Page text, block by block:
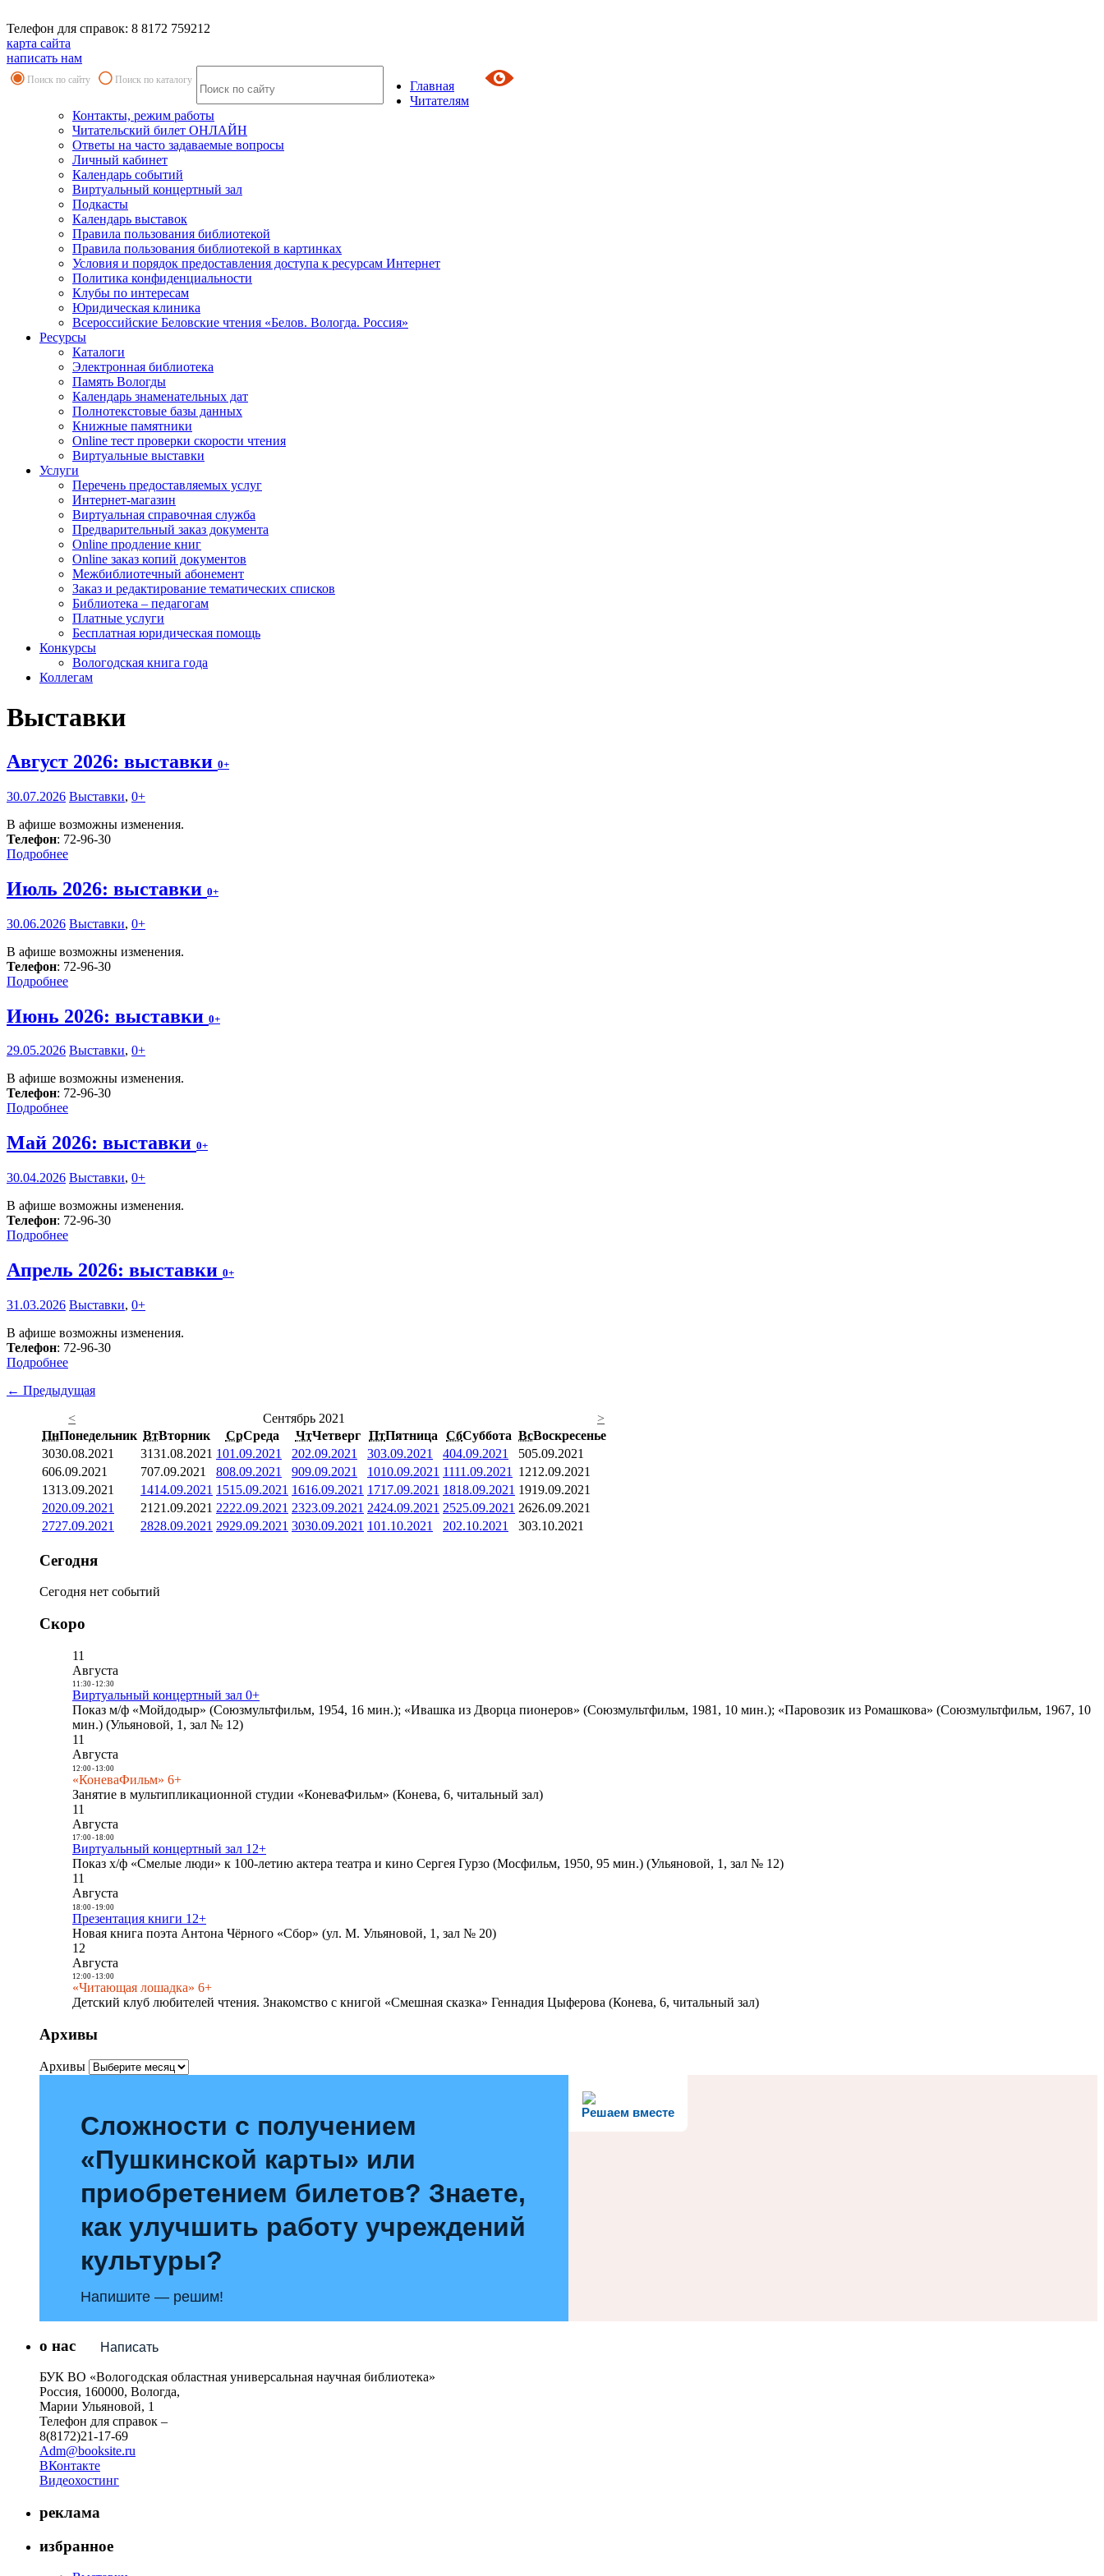
Телефон для справок: 8 8172 759212
карта сайта
написать нам
Поиск по сайту Поиск по каталогу
Главная
Читателям
Контакты, режим работы
Читательский билет ОНЛАЙН
Ответы на часто задаваемые вопросы
Личный кабинет
Календарь событий
Виртуальный концертный зал
Подкасты
Календарь выставок
Правила пользования библиотекой
Правила пользования библиотекой в картинках
Условия и порядок предоставления доступа к ресурсам Интернет
Политика конфиденциальности
Клубы по интересам
Юридическая клиника
Всероссийские Беловские чтения «Белов. Вологда. Россия»
Ресурсы
Каталоги
Электронная библиотека
Память Вологды
Календарь знаменательных дат
Полнотекстовые базы данных
Книжные памятники
Online тест проверки скорости чтения
Виртуальные выставки
Услуги
Перечень предоставляемых услуг
Интернет-магазин
Виртуальная справочная служба
Предварительный заказ документа
Online продление книг
Online заказ копий документов
Межбиблиотечный абонемент
Заказ и редактирование тематических списков
Библиотека – педагогам
Платные услуги
Бесплатная юридическая помощь
Конкурсы
Вологодская книга года
Коллегам
Выставки
Август 2026: выставки 0+
30.07.2026 Выставки, 0+
В афише возможны изменения.
Телефон: 72-96-30
Подробнее
Июль 2026: выставки 0+
30.06.2026 Выставки, 0+
В афише возможны изменения.
Телефон: 72-96-30
Подробнее
Июнь 2026: выставки 0+
29.05.2026 Выставки, 0+
В афише возможны изменения.
Телефон: 72-96-30
Подробнее
Май 2026: выставки 0+
30.04.2026 Выставки, 0+
В афише возможны изменения.
Телефон: 72-96-30
Подробнее
Апрель 2026: выставки 0+
31.03.2026 Выставки, 0+
В афише возможны изменения.
Телефон: 72-96-30
Подробнее
← Предыдущая
<
Сентябрь 2021
>
ПнПонедельник ВтВторник СрСреда ЧтЧетверг ПтПятница СбСуббота ВсВоскресенье
3030.08.2021 3131.08.2021 101.09.2021 202.09.2021 303.09.2021 404.09.2021 505.09.2021
606.09.2021 707.09.2021 808.09.2021 909.09.2021 1010.09.2021 1111.09.2021 1212.09.2021
1313.09.2021 1414.09.2021 1515.09.2021 1616.09.2021 1717.09.2021 1818.09.2021 1919.09.2021
2020.09.2021 21 21.09.2021 2222.09.2021 2323.09.2021 2424.09.2021 2525.09.2021 2626.09.2021
2727.09.2021 2828.09.2021 2929.09.2021 3030.09.2021 101.10.2021 202.10.2021 303.10.2021
Сегодня
Сегодня нет событий
Скоро
11
Августа
11:30- 12:30
Виртуальный концертный зал 0+
Показ м/ф «Мойдодыр» (Союзмультфильм, 1954, 16 мин.); «Ивашка из Дворца пионеров» (Союзмультфильм, 1981, 10 мин.); «Паровозик из Ромашкова» (Союзмультфильм, 1967, 10
мин.) (Ульяновой, 1, зал № 12)
11
Августа
12:00- 13:00
«КоневаФильм» 6+
Занятие в мультипликационной студии «КоневаФильм» (Конева, 6, читальный зал)
11
Августа
17:00- 18:00
Виртуальный концертный зал 12+
Показ х/ф «Смелые люди» к 100-летию актера театра и кино Сергея Гурзо (Мосфильм, 1950, 95 мин.) (Ульяновой, 1, зал № 12)
11
Августа
18:00- 19:00
Презентация книги 12+
Новая книга поэта Антона Чёрного «Сбор» (ул. М. Ульяновой, 1, зал № 20)
12
Августа
12:00- 13:00
«Читающая лошадка» 6+
Детский клуб любителей чтения. Знакомство с книгой «Смешная сказка» Геннадия Цыферова (Конева, 6, читальный зал)
Архивы
Архивы
Решаем вместе
Сложности с получением
«Пушкинской карты» или
приобретением билетов? Знаете,
как улучшить работу учреждений
культуры?
Напишите — решим!
Написать
о нас
БУК ВО «Вологодская областная универсальная научная библиотека»
Россия, 160000, Вологда,
Марии Ульяновой, 1
Телефон для справок –
8(8172)21-17-69
Adm@booksite.ru
ВКонтакте
Видеохостинг
реклама
избранное